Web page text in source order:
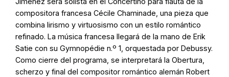
compositora francesa Cécile Chaminade, una pieza que
combina lirismo y virtuosismo con un estilo romántico
refinado. La música francesa llegará de la mano de Erik
Satie con su Gymnopédie n.º 1, orquestada por Debussy.
Como cierre del programa, se interpretará la Obertura,
scherzo y final del compositor romántico alemán Robert